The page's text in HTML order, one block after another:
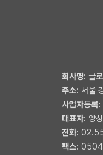
회사명: 글
주소: 서울
사업자등록:
대표자: 양
전화:
팩스: